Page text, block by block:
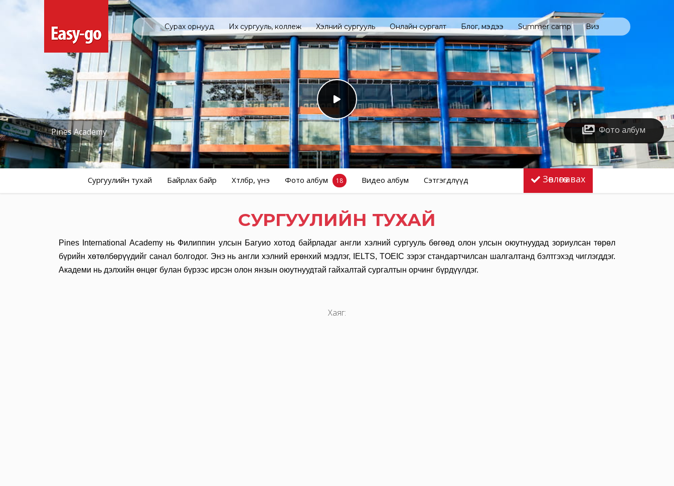
Сурах орнууд Их сургууль, коллеж Хэлний сургууль Онлайн сургалт Блог, мэдээ Summer camp Виз
Pines Academy Фото албум
Сургуулийн тухай Байрлах байр Хөтөлбөр, үнэ Фото албум 18 Видео албум Сэтгэгдлүүд Зөвлөгөө авах
СУРГУУЛИЙН ТУХАЙ
Pines International Academy нь Филиппин улсын Багуио хотод байрладаг англи хэлний сургууль бөгөөд олон улсын оюутнуудад зориулсан төрөл
бүрийн хөтөлбөрүүдийг санал болгодог. Энэ нь англи хэлний ерөнхий мэдлэг, IELTS, TOEIC зэрэг стандартчилсан шалгалтанд бэлтгэхэд чиглэгддэг.
Академи нь дэлхийн өнцөг булан бүрээс ирсэн олон янзын оюутнуудтай гайхалтай сургалтын орчинг бүрдүүлдэг.
Хаяг: